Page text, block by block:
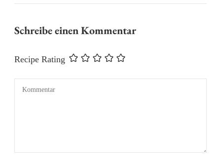
Schreibe einen Kommentar
Recipe Rating